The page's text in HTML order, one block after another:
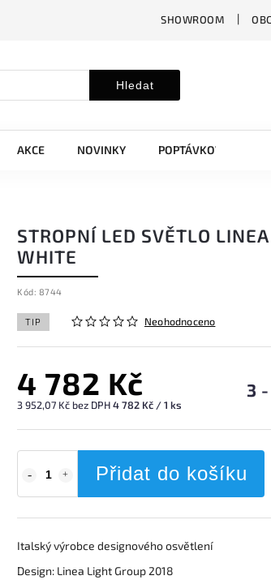
SHOWROOM
Hledat
AKCE NOVINKY POPTÁVKOVÝ
STROPNÍ LED SVĚTLO
WHITE
Kód: 8744
TIP Neohodnoceno
4 782 Kč
3 952,07 Kč bez DPH4 782 Kč / 1 ks
3
Přidat do košíku
Italský výrobce designového osvětlení
Design: Linea Light Group 2018